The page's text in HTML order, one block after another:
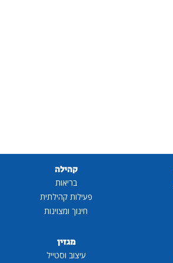
קהילה
בריאות
פעילות קהילתית
חינוך ומצוינות
מגזין
עיצוב וסטייל